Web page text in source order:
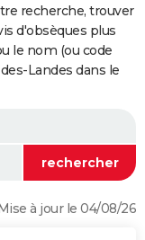
recherche, trouver
d'obsèques plus
le nom (ou code
Landes dans le
à jour le 04/08/26